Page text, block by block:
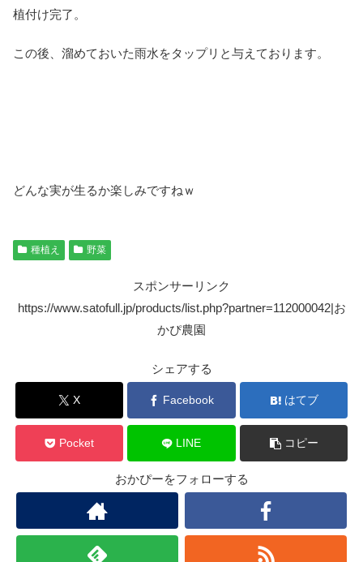
植付け完了。
この後、溜めておいた雨水をタップリと与えております。
どんな実が生るか楽しみですねｗ
種植え 野菜
スポンサーリンク
https://www.satofull.jp/products/list.php?partner=112000042|お
かぴ農園
シェアする
X Facebook はてブ
Pocket LINE コピー
おかぴーをフォローする